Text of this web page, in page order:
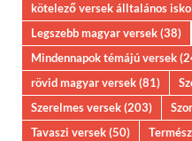
kötelező versek álltalános
Legszebb magyar versek(38)
Mindennapok témájú versek
rövid magyar versek(81)
Szerelmes versek(203)
Tavaszi versek(50)